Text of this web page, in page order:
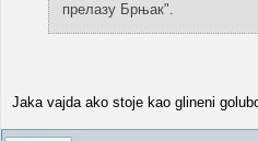
прелазу Брњак".
Jaka vajda ako stoje kao glineni